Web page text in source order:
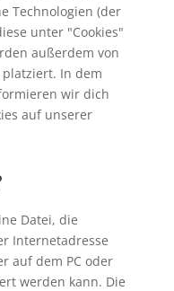
Technologien (der
unter "Cookies"
außerdem von
In dem
wir dich
auf unserer
Datei, die
Internetadresse
auf dem PC oder
werden kann. Die